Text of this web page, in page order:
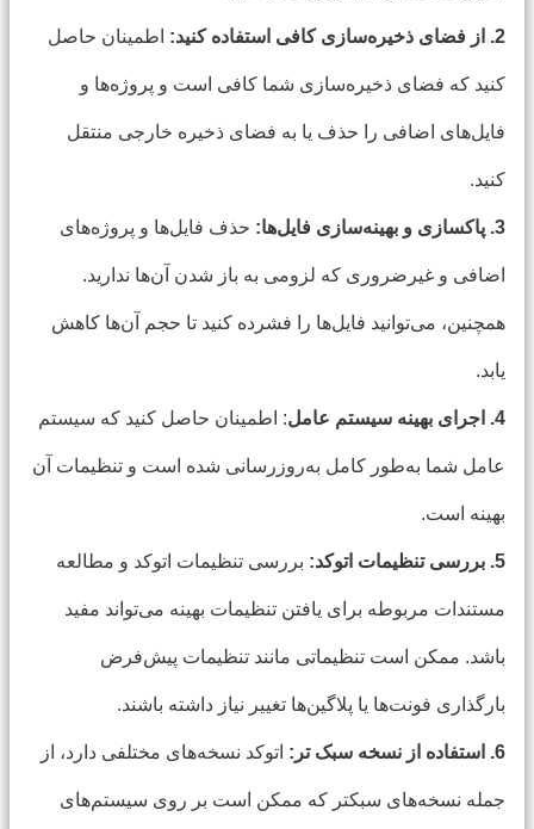
2. از فضای ذخیره‌سازی کافی استفاده کنید: اطمینان حاصل
کنید که فضای ذخیره‌سازی شما کافی است و پروژه‌ها و
فایل‌های اضافی را حذف یا به فضای ذخیره خارجی منتقل
کنید.
3. پاکسازی و بهینه‌سازی فایل‌ها: حذف فایل‌ها و پروژه‌های
اضافی و غیرضروری که لزومی به باز شدن آن‌ها ندارید.
همچنین، می‌توانید فایل‌ها را فشرده کنید تا حجم آن‌ها کاهش
یابد.
4. اجرای بهینه سیستم عامل : اطمینان حاصل کنید که سیستم
عامل شما به‌طور کامل به‌روزرسانی شده است و تنظیمات آن
بهینه است.
5. بررسی تنظیمات اتوکد: بررسی تنظیمات اتوکد و مطالعه
مستندات مربوطه برای یافتن تنظیمات بهینه می‌تواند مفید
باشد. ممکن است تنظیماتی مانند تنظیمات پیش‌فرض
بارگذاری فونت‌ها یا پلاگین‌ها تغییر نیاز داشته باشند.
6. استفاده از نسخه سبک تر: اتوکد نسخه‌های مختلفی دارد، از
جمله نسخه‌های سبکتر که ممکن است بر روی سیستم‌های